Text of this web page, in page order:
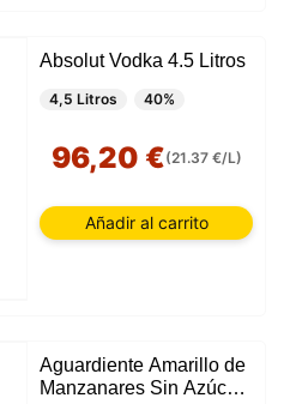
Absolut Vodka 4.5 Litros
4,5 Litros 40%
96,20 €(21.37 €/L)
Añadir al carrito
Aguardiente Amarillo de
Manzanares Sin Azúcar